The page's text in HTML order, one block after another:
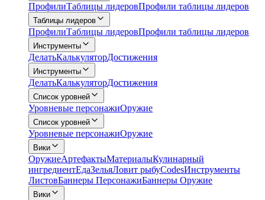
ПрофилиТаблицы лидеровПрофили таблицы лидеров
Таблицы лидеров
ПрофилиТаблицы лидеровПрофили таблицы лидеров
Инструменты
ДелатьКалькуляторДостижения
Инструменты
ДелатьКалькуляторДостижения
Список уровней
Уровневые персонажиОружие
Список уровней
Уровневые персонажиОружие
Вики
ОружиеАртефактыМатериалыКулинарный
ингредиентЕдаЗельяЛовит рыбуCodesИнструменты
ЛистовБаннеры ПерсонажиБаннеры Оружие
Вики